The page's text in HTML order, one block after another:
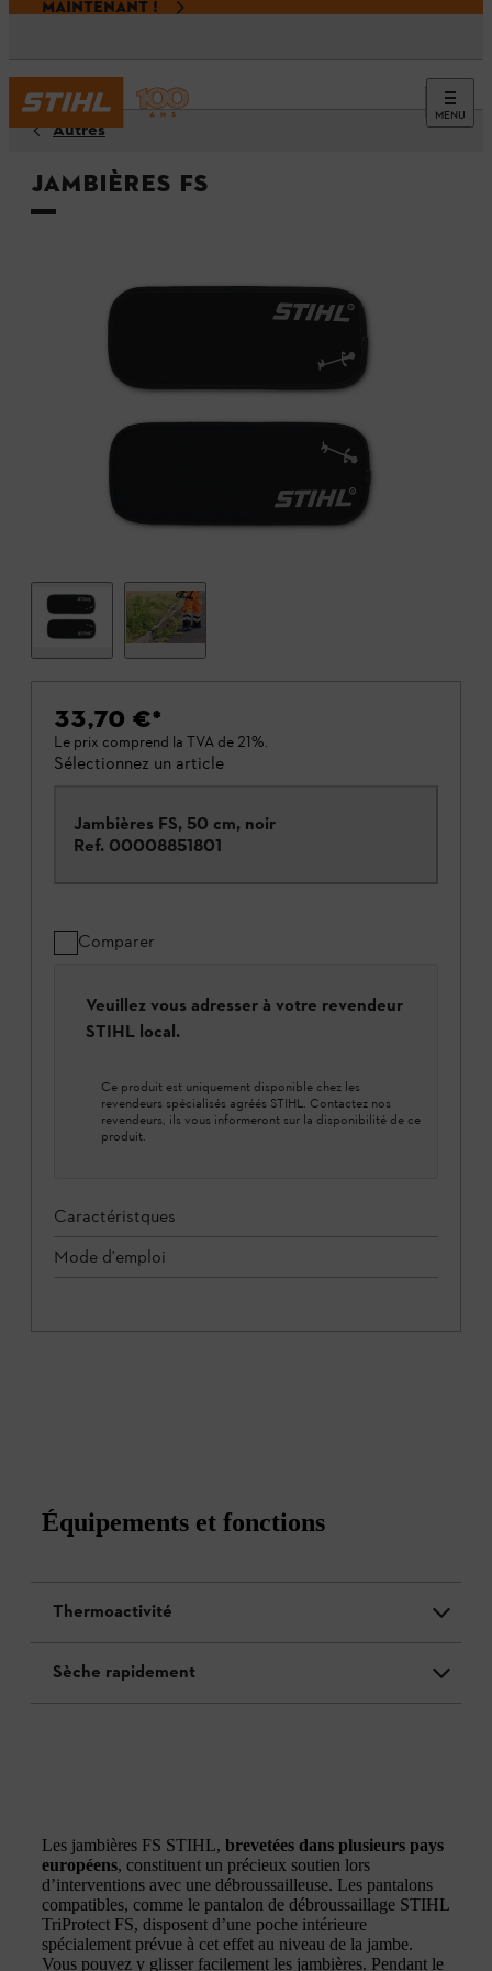
MAINTENANT !
MENU
Autres
Jambières FS
33,70 €*
Le prix comprend la TVA de 21%.
Sélectionnez un article
Jambières FS, 50 cm, noir
Ref. 00008851801
Comparer
Veuillez vous adresser à votre revendeur
STIHL local.
Ce produit est uniquement disponible chez les
revendeurs spécialisés agréés STIHL. Contactez nos
revendeurs, ils vous informeront sur la disponibilité de ce
produit.
Caractéristques
Mode d'emploi
Équipements et fonctions
Thermoactivité
Sèche rapidement
Les jambières FS STIHL, brevetées dans plusieurs pays
européens, constituent un précieux soutien lors
d’interventions avec une débroussailleuse. Les pantalons
compatibles, comme le pantalon de débroussaillage STIHL
TriProtect FS, disposent d’une poche intérieure
spécialement prévue à cet effet au niveau de la jambe.
Vous pouvez y glisser facilement les jambières. Pendant le